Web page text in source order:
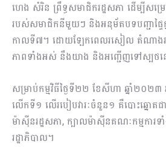
ហេង សំរិន ព្រឹទ្ធសមាជិករដ្ឋសភា ដើម្បីស
របស់សមាជិកនីមួយៗ និងអនុម័តបទបញ្ជាផ្ទៃក្
កាលទី៧។ ដោយឡែកពេលរសៀល តំណាងរ
ភាពទាំងអស់ នឹងយាង និងអញ្ជើញទៅស្បថនៅ
សម្រាប់កម្មវិធីថ្ងៃទី២២ ខែសីហា ឆ្នាំ២០២
លើកទី១ លើរបៀបវារៈចំនួន១ គឺបោះឆ្នោតជ
ម៉ាស៊ីនរដ្ឋសភា, ក្បាលម៉ាស៊ីនគណៈកម្មការ
រដ្ឋាភិបាល។